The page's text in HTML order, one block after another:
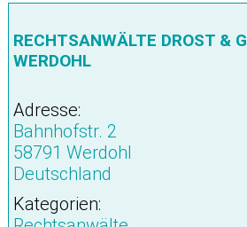
RECHTSANWÄLTE DROST &
WERDOHL
Adresse:
Bahnhofstr. 2
58791 Werdohl
Deutschland
Kategorien: